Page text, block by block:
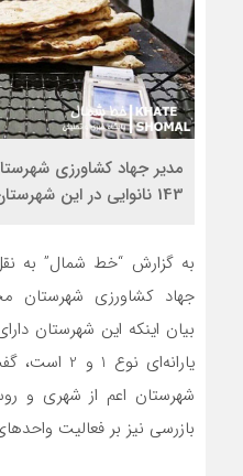
مدیر جهاد کشاورزی
143 نانوایی در این شهرستان خبر داد.
به گزارش “خط شمال” به
جهاد کشاورزی شهرستان
یارانه‌ای
شهرستان اعم از شهری و
بازرسی نیز بر فعالیت